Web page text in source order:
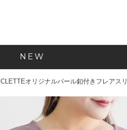
NEW
CLETTEオリジナルパール釦付きフレアス